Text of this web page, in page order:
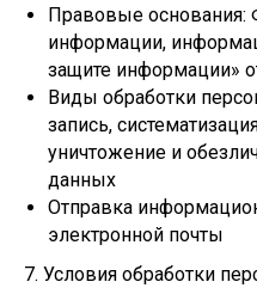
Правовые основания:
информации,
защите информации»
Виды обработки
запись,
уничтожение и
данных
Отправка
электронной почты
7. Условия обработки